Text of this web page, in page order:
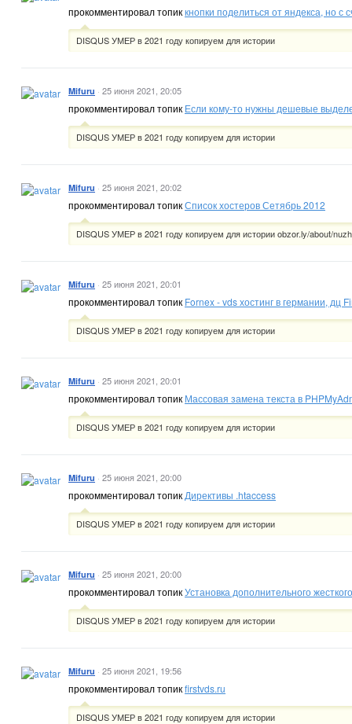
прокомментировал топиккнопки поделиться от яндекса, но с
DISQUS УМЕР в 2021 году копируем для истории
Mifuru · 25 июня 2021, 20:05
прокомментировал топик Если кому-то нужны дешевые
DISQUS УМЕР в 2021 году копируем для истории
Mifuru · 25 июня 2021, 20:02
прокомментировал топикСписок хостеров Сетябрь 2012
DISQUS УМЕР в 2021 году копируем для истории obzor.ly/about/
Mifuru · 25 июня 2021, 20:01
прокомментировал топик Fornex - vds хостинг в германии, дц
DISQUS УМЕР в 2021 году копируем для истории
Mifuru · 25 июня 2021, 20:01
прокомментировал топик Массовая замена текста в
DISQUS УМЕР в 2021 году копируем для истории
Mifuru · 25 июня 2021, 20:00
прокомментировал топик Директивы .htaccess
DISQUS УМЕР в 2021 году копируем для истории
Mifuru · 25 июня 2021, 20:00
прокомментировал топикУстановка дополнительного
DISQUS УМЕР в 2021 году копируем для истории
Mifuru · 25 июня 2021, 19:56
прокомментировал топикfirstvds.ru
DISQUS УМЕР в 2021 году копируем для истории